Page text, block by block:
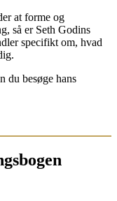
at forme og
så er Seth Godins
specifikt om, hvad
du besøge hans